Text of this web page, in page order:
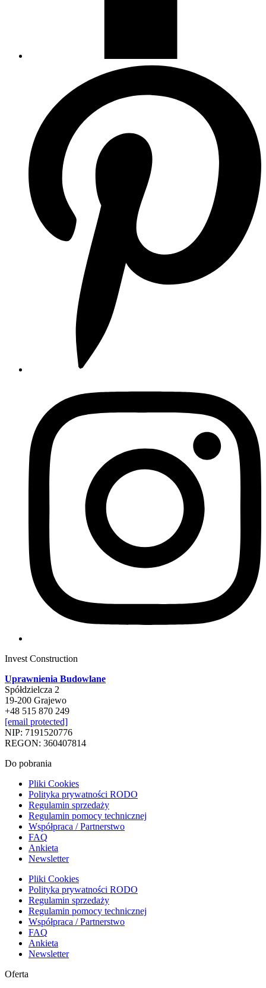
Invest Construction
Uprawnienia Budowlane
Spółdzielcza 2
19-200 Grajewo
+48 515 870 249
[email protected]
NIP: 7191520776
REGON: 360407814
Do pobrania
Pliki Cookies
Polityka prywatności RODO
Regulamin sprzedaży
Regulamin pomocy technicznej
Współpraca / Partnerstwo
FAQ
Ankieta
Newsletter
Pliki Cookies
Polityka prywatności RODO
Regulamin sprzedaży
Regulamin pomocy technicznej
Współpraca / Partnerstwo
FAQ
Ankieta
Newsletter
Oferta